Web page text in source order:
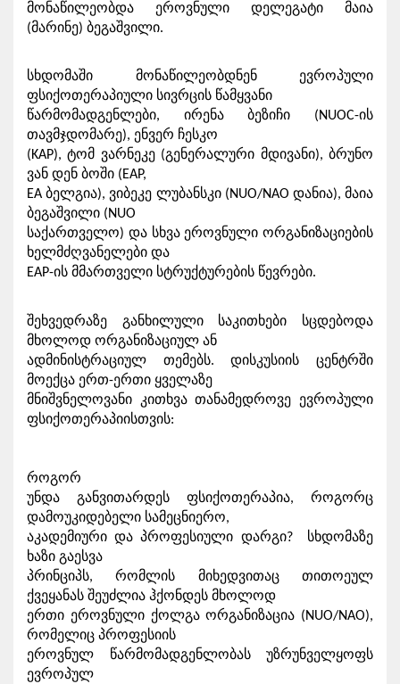
მონაწილეობდა ეროვნული დელეგატი მაია
(მარინე) ბეგაშვილი.
სხდომაში მონაწილეობდნენ ევროპული
ფსიქოთერაპიული სივრცის წამყვანი
წარმომადგენლები, ირენა ბეზიჩი (NUOC-ის
თავმჯდომარე), ენვერ ჩესკო
(KAP), ტომ ვარნეკე (გენერალური მდივანი), ბრუნო
ვან დენ ბოში (EAP,
EA ბელგია), ვიბეკე ლუბანსკი (NUO/NAO დანია), მაია
ბეგაშვილი (NUO
საქართველო) და სხვა ეროვნული ორგანიზაციების
ხელმძღვანელები და
EAP-ის მმართველი სტრუქტურების წევრები.
შეხვედრაზე განხილული საკითხები სცდებოდა
მხოლოდ ორგანიზაციულ ან
ადმინისტრაციულ თემებს. დისკუსიის ცენტრში
მოექცა ერთ-ერთი ყველაზე
მნიშვნელოვანი კითხვა თანამედროვე ევროპული
ფსიქოთერაპიისთვის:
როგორ
უნდა განვითარდეს ფსიქოთერაპია, როგორც
დამოუკიდებელი სამეცნიერო,
აკადემიური და პროფესიული დარგი?  სხდომაზე
ხაზი გაესვა
პრინციპს, რომლის მიხედვითაც თითოეულ
ქვეყანას შეუძლია ჰქონდეს მხოლოდ
ერთი ეროვნული ქოლგა ორგანიზაცია (NUO/NAO),
რომელიც პროფესიის
ეროვნულ წარმომადგენლობას უზრუნველყოფს
ევროპულ